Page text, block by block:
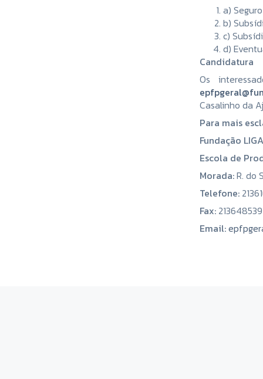
a)
b)
c)
d)
Candidatura
Os
Casalinho da
Para mais
Fundação LIGA
Escola de
Morada:R. do
Telefone:
Fax:213648539
Email: